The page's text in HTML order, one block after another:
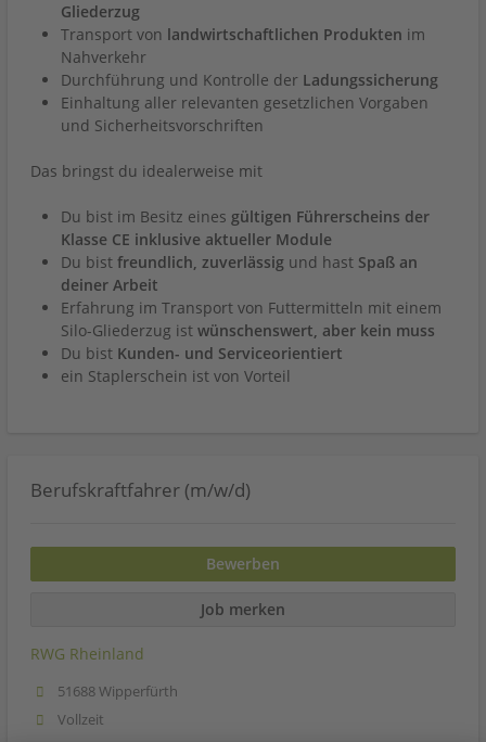
Gliederzug
Transport von landwirtschaftlichen Produkten im
Nahverkehr
Durchführung und Kontrolle der Ladungssicherung
Einhaltung aller relevanten gesetzlichen Vorgaben
und Sicherheitsvorschriften
Das bringst du idealerweise mit
Du bist im Besitz eines gültigen Führerscheins der
Klasse CE inklusive aktueller Module
Du bist freundlich, zuverlässig und hast Spaß an
deiner Arbeit
Erfahrung im Transport von Futtermitteln mit einem
Silo-Gliederzug ist wünschenswert, aber kein muss
Du bist Kunden- und Serviceorientiert
ein Staplerschein ist von Vorteil
Berufskraftfahrer (m/w/d)
Bewerben
Job merken
RWG Rheinland
51688 Wipperfürth
Vollzeit